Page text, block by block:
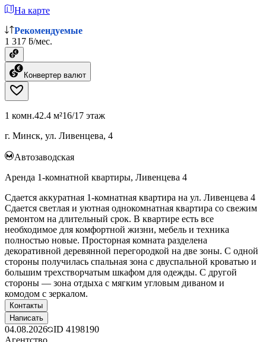
На карте
Рекомендуемые
1 317 ƃ/мес.
Конвертер валют
1 комн.42.4 м²16/17 этаж
г. Минск, ул. Ливенцева, 4
Автозаводская
Аренда 1-комнатной квартиры, Ливенцева 4
Сдается аккуратная 1-комнатная квартира на ул. Ливенцева 4
Сдается светлая и уютная однокомнатная квартира со свежим
ремонтом на длительный срок. В квартире есть все
необходимое для комфортной жизни, мебель и техника
полностью новые. Просторная комната разделена
декоративной деревянной перегородкой на две зоны. С одной
стороны получилась спальная зона с двуспальной кроватью и
большим трехстворчатым шкафом для одежды. С другой
стороны — зона отдыха с мягким угловым диваном и
комодом с зеркалом.
Контакты
Написать
04.08.2026 ID 4198190
Агентство